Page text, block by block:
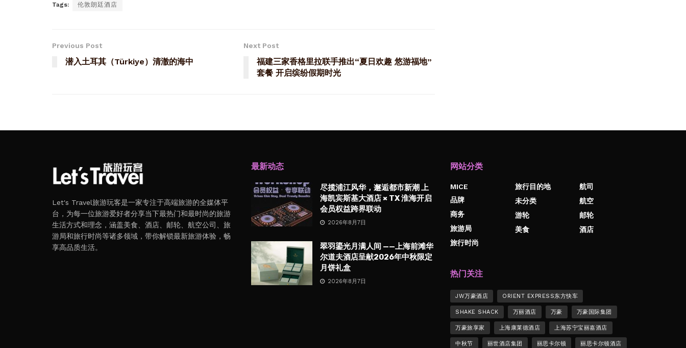
Tags: 伦敦朗廷酒店
Previous Post
潜入土耳其（Türkiye）清澈的海中
Next Post
福建三家香格里拉联手推出“夏日欢趣 悠游福地”
套餐 开启缤纷假期时光
Let's Travel旅游玩客是一家专注于高端旅游的全媒体平
台，为每一位旅游爱好者分享当下最热门和最时尚的旅游
生活方式和理念，涵盖美食、酒店、邮轮、航空公司、旅
游局和旅行时尚等诸多领域，带你解锁最新旅游体验，畅
享高品质生活。
最新动态
尽揽浦江风华，邂逅都市新潮 上
海凯宾斯基大酒店 × TX 淮海开启
会员权益跨界联动
2026年8月7日
翠羽鎏光月满人间 ——上海前滩华
尔道夫酒店呈献2026年中秋限定
月饼礼盒
2026年8月7日
网站分类
MICE
品牌
商务
旅游局
旅行时尚
旅行目的地
未分类
游轮
美食
航司
航空
邮轮
酒店
热门关注
JW万豪酒店 ORIENT EXPRESS东方快车
SHAKE SHACK 万丽酒店 万豪 万豪国际集团
万豪旅享家 上海康莱德酒店 上海苏宁宝丽嘉酒店
中秋节 丽世酒店集团 丽思卡尔顿 丽思卡尔顿酒店